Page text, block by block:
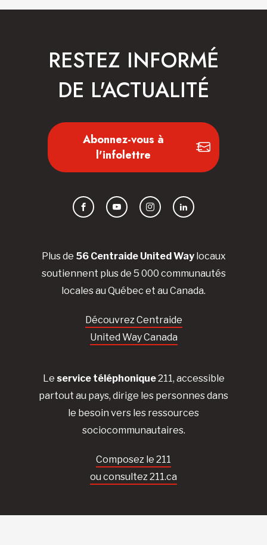
Plus de 56 Centraide United Waylocaux
soutiennent plus de 5 000 communautés
locales au Québec et au Canada.
Découvrez Centraide
United Way Canada
Le service téléphonique211, accessible
partout au pays, dirige les personnes dans
le besoin vers les ressources
sociocommunautaires.
Composez le 211
ou consultez 211.ca
RESTEZ INFORMÉ
DE L'ACTUALITÉ
Abonnez-vous à
l'infolettre
FacebookYouTubeInstagramLinkedIn